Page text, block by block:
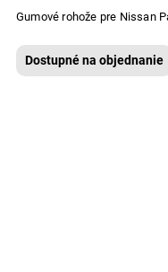
Gumové rohože pre Nissan
Dostupné na objednanie